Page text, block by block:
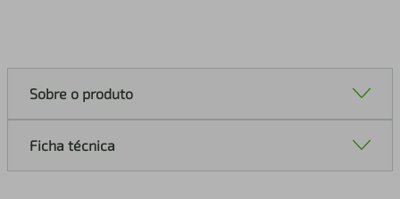
Sobre o produto
Ficha técnica